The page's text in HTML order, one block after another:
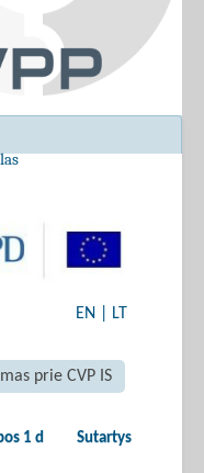
EN LT
prie CVP IS
1 d Sutartys